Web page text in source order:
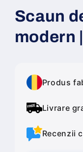
Scaun
modern
Produs
Livrare
Recenzii